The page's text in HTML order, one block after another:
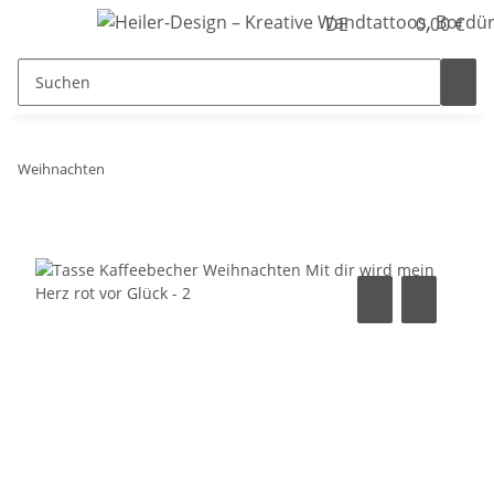
DE 0,00 €
Weihnachten